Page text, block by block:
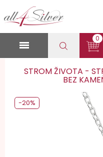

0
STROM ŽIVOTA -
BEZ
-20%